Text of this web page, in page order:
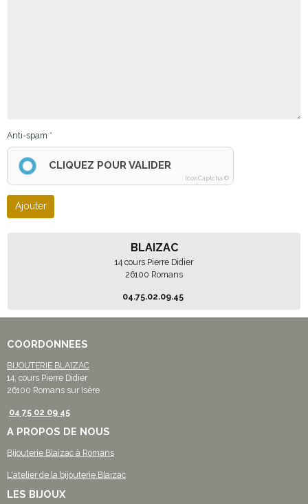
Anti-spam
CLIQUEZ POUR VALIDER
IconCaptcha ©
Ajouter
BLAIZAC
14 cours Pierre Didier
26100 Romans
04.75.02.09.45
COORDONNEES
BIJOUTERIE BLAIZAC
14, cours Pierre Didier
26100 Romans sur Isère
04 75 02 09 45
A PROPOS DE NOUS
Bijouterie Blaizac à Romans
L'atelier de la bijouterie Blaizac
LES BIJOUX